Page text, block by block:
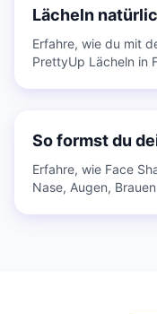
Lächeln
Erfahre, wie du mit
PrettyUp Lächeln in
So formst du
Erfahre, wie Face
Nase, Augen,